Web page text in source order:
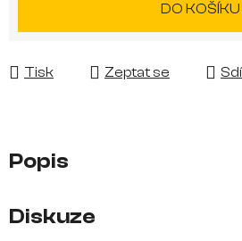
DO KOŠÍKU
Tisk Zeptat se
Popis
Diskuze